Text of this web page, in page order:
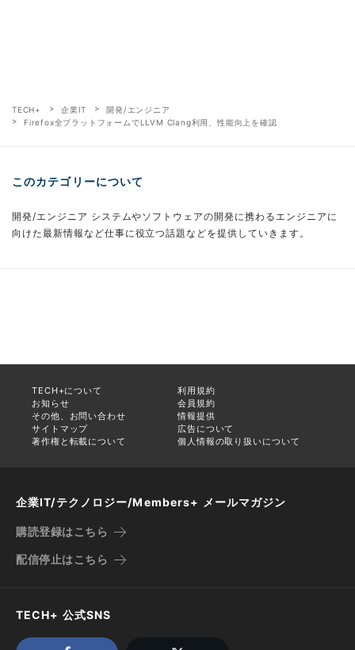
TECH+ 企業IT
開発/エンジニア
Firefox全プラットフォームでLLVM Clang利用、性能向上を確認
このカテゴリーについて
開発/エンジニア システムやソフトウェアの開発に携わるエンジニアに
向けた最新情報など仕事に役立つ話題などを提供していきます。
TECH+について
利用規約
お知らせ
会員規約
その他、お問い合わせ
情報提供
サイトマップ
広告について
著作権と転載について
個人情報の取り扱いについて
企業IT/テクノロジー/Members+ メールマガジン
購読登録はこちら
配信停止はこちら
TECH+ 公式SNS